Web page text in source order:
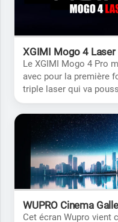
XGIMI Mogo 4
Le XGIMI Mogo 4 Pro
avec pour la première
triple laser qui va
niveau supérieur.
WUPRO Cinema
Cet écran Wupro vient